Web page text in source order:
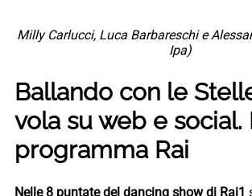
Milly Carlucci, Luca Barbareschi e
Ipa)
Ballando con le
vola su web e social.
programma Rai
Nelle 8 puntate del dancing show di Rai1